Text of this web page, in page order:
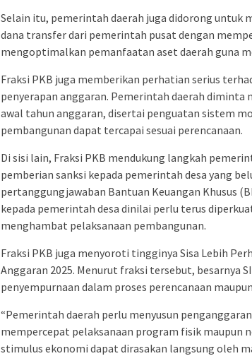
Selain itu, pemerintah daerah juga didorong untuk
dana transfer dari pemerintah pusat dengan
mengoptimalkan pemanfaatan aset daerah guna
Fraksi PKB juga memberikan perhatian serius
penyerapan anggaran. Pemerintah daerah
awal tahun anggaran, disertai penguatan sistem
pembangunan dapat tercapai sesuai perencanaan.
Di sisi lain, Fraksi PKB mendukung langkah
pemberian sanksi kepada pemerintah desa yang
pertanggungjawaban Bantuan Keuangan Khusus
kepada pemerintah desa dinilai perlu terus
menghambat pelaksanaan pembangunan.
Fraksi PKB juga menyoroti tingginya Sisa Lebih
Anggaran 2025. Menurut fraksi tersebut, besarnya
penyempurnaan dalam proses perencanaan
“Pemerintah daerah perlu menyusun
mempercepat pelaksanaan program fisik maupun
stimulus ekonomi dapat dirasakan langsung oleh